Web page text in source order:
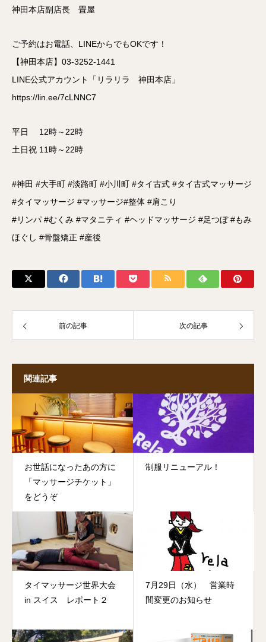
神田本店副店長 畳屋
ご予約はお電話、LINEからでもOKです！
【神田本店】03-3252-1441
LINE公式アカウント「リラリラ 神田本店」
https://lin.ee/7cLNNC7
平日 12時～22時
土日祝 11時～22時
#神田 #大手町 #淡路町 #小川町 #タイ古式 #タイ古式マッサージ
#タイマッサージ #マッサージ#整体 #肩こり
#リンパ #むくみ #マタニティ #ヘッドマッサージ #足つぼ #もみ
ほぐし #骨盤矯正 #産後
前の記事 次の記事
関連記事
お世話になったあの方に
「マッサージチケット」
をどうぞ
制服リニューアル！
タイマッサージ世界大会
in スイス レポート２
7月29日（水） 営業時
間変更のお知らせ